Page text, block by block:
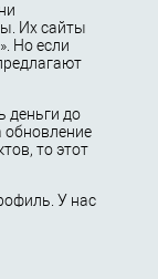
Их сайты
Но если
деньги до
обновление
то этот
У нас